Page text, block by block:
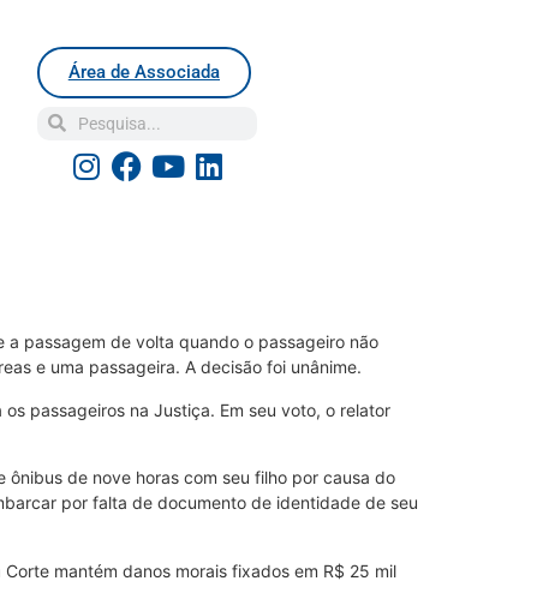
Área de Associada
passagem de volta quando o passageiro não
e uma passageira. A decisão foi unânime.
passageiros na Justiça. Em seu voto, o relator
de nove horas com seu filho por causa do
por falta de documento de identidade de seu
mantém danos morais fixados em R$ 25 mil